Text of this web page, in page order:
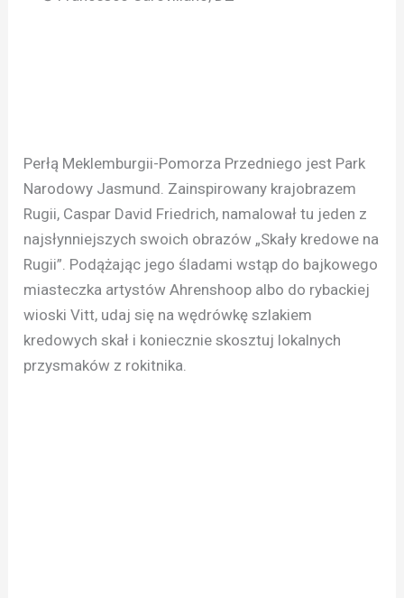
Perłą Meklemburgii-Pomorza Przedniego jest Park
Narodowy Jasmund. Zainspirowany krajobrazem
Rugii, Caspar David Friedrich, namalował tu jeden z
najsłynniejszych swoich obrazów „Skały kredowe na
Rugii”. Podążając jego śladami wstąp do bajkowego
miasteczka artystów Ahrenshoop albo do rybackiej
wioski Vitt, udaj się na wędrówkę szlakiem
kredowych skał i koniecznie skosztuj lokalnych
przysmaków z rokitnika.